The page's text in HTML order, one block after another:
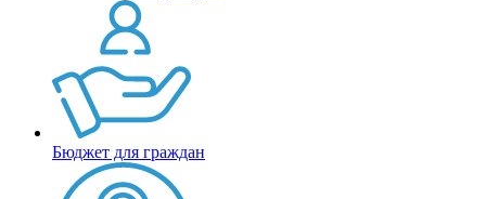
Бюджет для граждан